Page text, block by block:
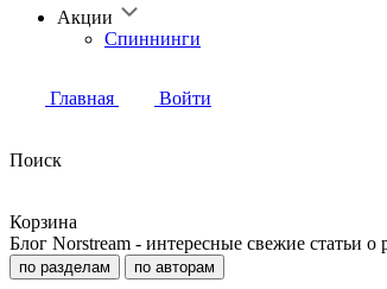
Акции
Спиннинги
Главная Войти
Поиск
Корзина
Блог Norstream - интересные свежие статьи
по разделам по авторам